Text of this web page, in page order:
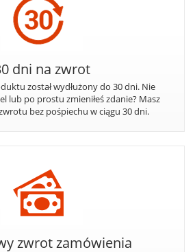
dni na zwrot
został wydłużony do 30 dni. Nie
lub po prostu zmieniłeś zdanie? Masz
bez pośpiechu w ciągu 30 dni.
zwrot zamówienia